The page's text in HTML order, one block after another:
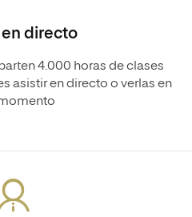
en directo
4.000 horas de clases
asistir en directo o verlas en